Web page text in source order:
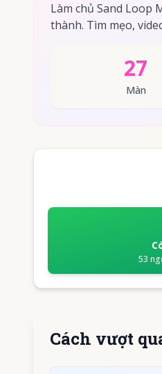
Làm chủ Sand Loop
thành. Tìm mẹo,
27
Màn
53
Cách vượt